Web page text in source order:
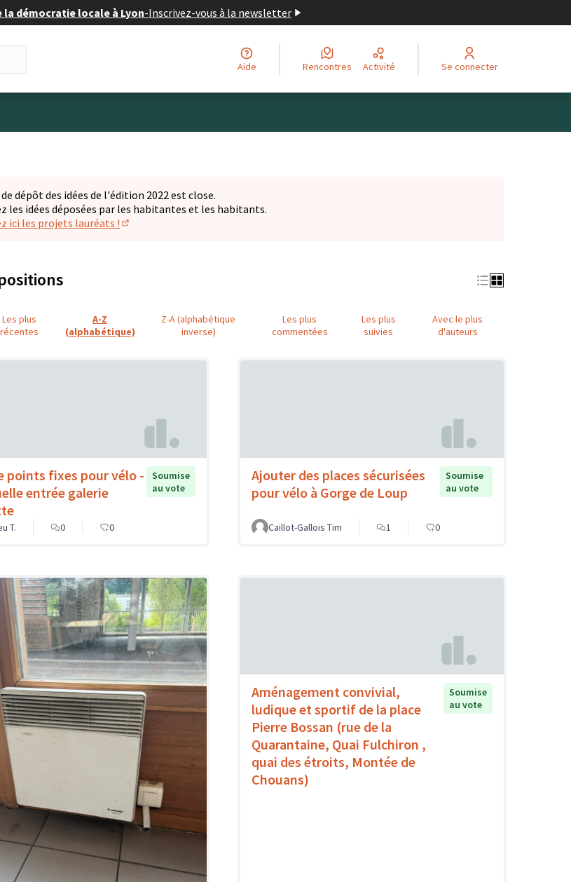
démocratie locale à Lyon-Inscrivez-vous à la newsletter
Aide Rencontres Activité Se connecter
de dépôt des idées de l'édition 2022 est close.
les idées déposées par les habitantes et les habitants.
ici les projets lauréats !
Les plus
récentes
A-Z
(alphabétique)
Z-A (alphabétique
inverse)
Les plus
commentées
Les plus
suivies
Avec le plus
d'auteurs
points fixes pour vélo -
entrée galerie
Soumise
au vote
T. 0 0
Ajouter des places sécurisées
pour vélo à Gorge de Loup
Soumise
au vote
Caillot-Gallois Tim 1 0
Aménagement convivial,
ludique et sportif de la place
Pierre Bossan (rue de la
Quarantaine, Quai Fulchiron ,
quai des étroits, Montée de
Chouans)
Soumise
au vote